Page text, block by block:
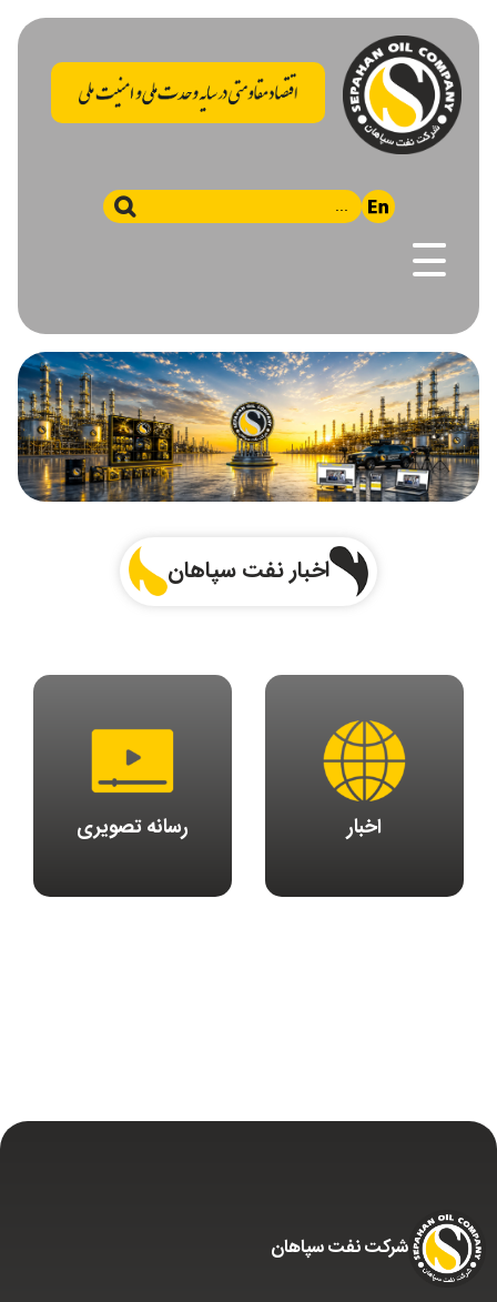
اخبار نفت سپاهان
اخبار رسانه تصویری
شركت نفت سپاهان